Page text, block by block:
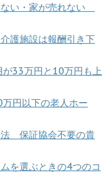
い・家が売れない
護施設は報酬引き下
33万円と10万円も上
円以下の老人ホー
法 保証協会不要の貴
を選ぶときの4つのコ